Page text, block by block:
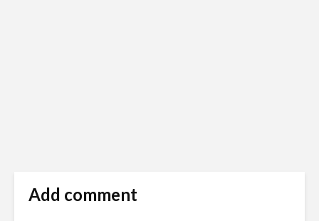
Add comment